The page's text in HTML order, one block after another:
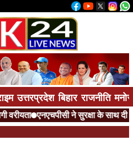
उत्तरप्रदेश बिहार राजनीति
एनएचपीसी ने सुरक्षा के साथ दी